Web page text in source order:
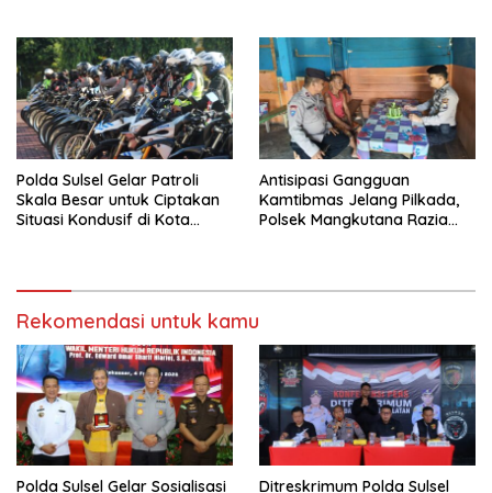
Polda Sulsel Gelar Patroli
Skala Besar untuk Ciptakan
Situasi Kondusif di Kota
Antisipasi Gangguan
Kamtibmas Jelang Pilkada,
Polsek Mangkutana Razia
Rekomendasi untuk kamu
Polda Sulsel Gelar Sosialisasi
Ditreskrimum Polda Sulsel